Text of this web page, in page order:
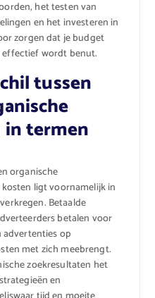
het testen van
en het investeren in
zorgen dat je budget
wordt benut.
tussen
termen
organische
ligt voornamelijk in
Betaalde
betalen voor
op
met zich meebrengt.
zoekresultaten het
en